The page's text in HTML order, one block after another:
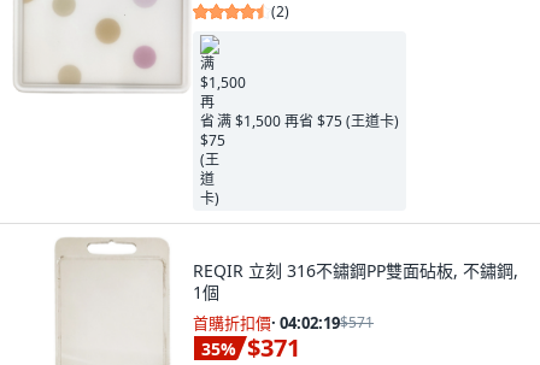
(2)
满 $1,500 再省 $75 (王道卡)
REQIR 立刻 316不鏽鋼PP雙面砧板, 不鏽鋼,
1個
首購折扣價· 04:02:18$571
35% $371